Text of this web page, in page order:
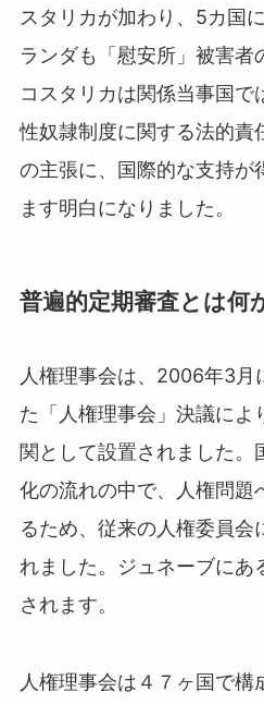
スタリカが加わり、5カ国
ランダも「慰安所」被害者
コスタリカは関係当事国で
性奴隷制度に関する法的責
の主張に、国際的な支持が
ます明白になりました。
普遍的定期審査とは何
人権理事会は、2006年3月
た「人権理事会」決議によ
関として設置されました。
化の流れの中で、人権問題
るため、従来の人権委員会
れました。ジュネーブにあ
されます。
人権理事会は４７ヶ国で